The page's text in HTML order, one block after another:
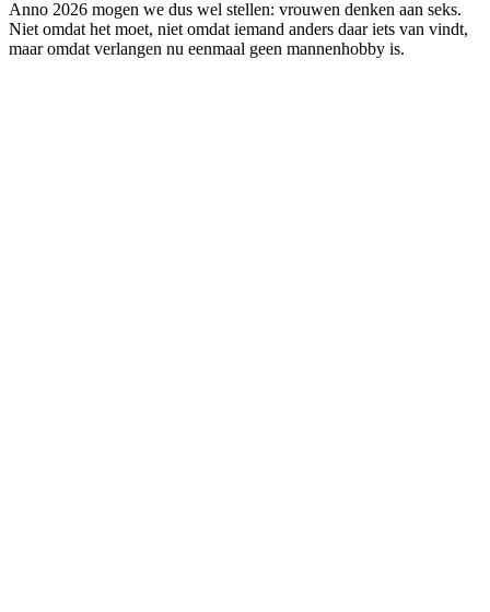
Anno 2026 mogen we dus wel stellen: vrouwen denken aan seks.
Niet omdat het moet, niet omdat iemand anders daar iets van vindt,
maar omdat verlangen nu eenmaal geen mannenhobby is.